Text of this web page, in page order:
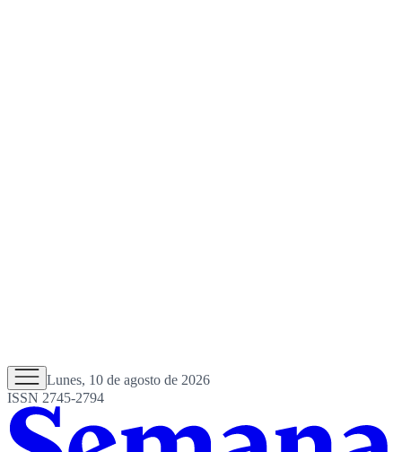
Lunes, 10 de agosto de 2026
ISSN 2745-2794